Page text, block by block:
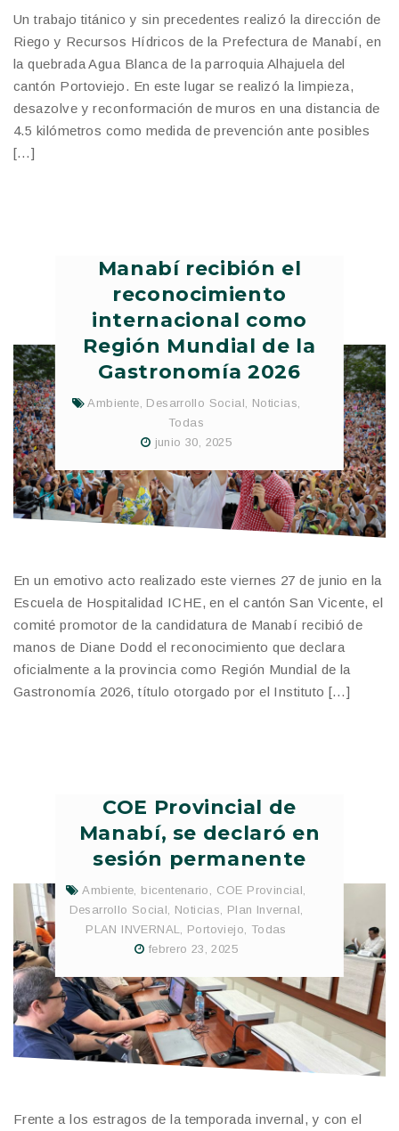
Un trabajo titánico y sin precedentes realizó la dirección de
Riego y Recursos Hídricos de la Prefectura de Manabí, en
la quebrada Agua Blanca de la parroquia Alhajuela del
cantón Portoviejo. En este lugar se realizó la limpieza,
desazolve y reconformación de muros en una distancia de
4.5 kilómetros como medida de prevención ante posibles
[…]
Manabí recibión el
reconocimiento
internacional como
Región Mundial de la
Gastronomía 2026
Ambiente Desarrollo Social Noticias
Todas
junio 30, 2025
En un emotivo acto realizado este viernes 27 de junio en la
Escuela de Hospitalidad ICHE, en el cantón San Vicente, el
comité promotor de la candidatura de Manabí recibió de
manos de Diane Dodd el reconocimiento que declara
oficialmente a la provincia como Región Mundial de la
Gastronomía 2026, título otorgado por el Instituto […]
COE Provincial de
Manabí, se declaró en
sesión permanente
Ambiente bicentenario COE Provincial
Desarrollo Social
Noticias Plan Invernal
PLAN INVERNAL
Portoviejo
Todas
febrero 23, 2025
Frente a los estragos de la temporada invernal, y con el